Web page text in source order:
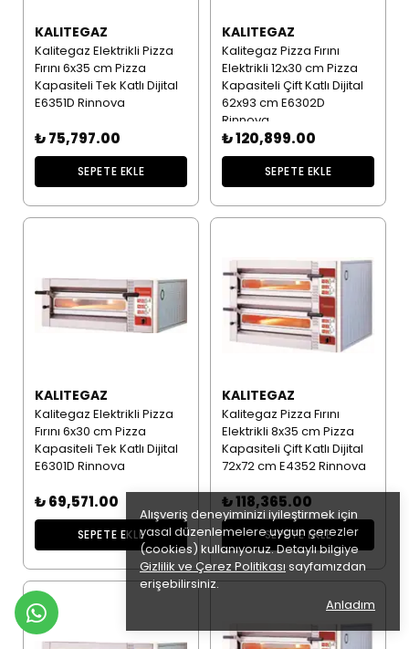
Alışveriş deneyiminizi iyileştirmek için
yasal düzenlemelere uygun çerezler
(cookies) kullanıyoruz. Detaylı bilgiye
Gizlilik ve Çerez Politikasısayfamızdan
erişebilirsiniz.
Anladım
KALITEGAZ
Kalitegaz Elektrikli Pizza
Fırını 6x35 cm Pizza
Kapasiteli Tek Katlı Dijital
E6351D Rinnova
₺ 75,797.00
SEPETE EKLE
KALITEGAZ
Kalitegaz Pizza Fırını
Elektrikli 12x30 cm Pizza
Kapasiteli Çift Katlı Dijital
62x93 cm E6302D
Rinnova
₺ 120,899.00
SEPETE EKLE
KALITEGAZ
Kalitegaz Elektrikli Pizza
Fırını 6x30 cm Pizza
Kapasiteli Tek Katlı Dijital
E6301D Rinnova
₺ 69,571.00
SEPETE EKLE
KALITEGAZ
Kalitegaz Pizza Fırını
Elektrikli 8x35 cm Pizza
Kapasiteli Çift Katlı Dijital
72x72 cm E4352 Rinnova
₺ 118,365.00
SEPETE EKLE